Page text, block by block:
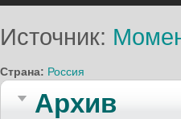
Источник:
Страна: Россия
Архив